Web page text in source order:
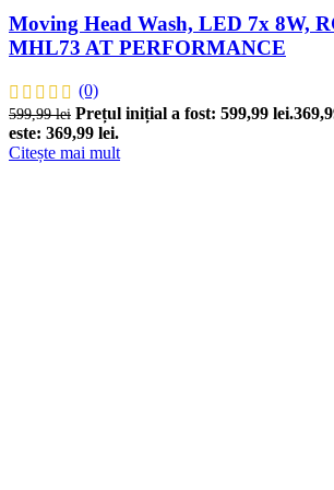
Moving Head Wash, LED 7x 8W,
MHL73 AT PERFORMANCE
(0)
599,99lei Prețul inițial a fost: 599,99 lei.
este: 369,99 lei.
Citește mai mult